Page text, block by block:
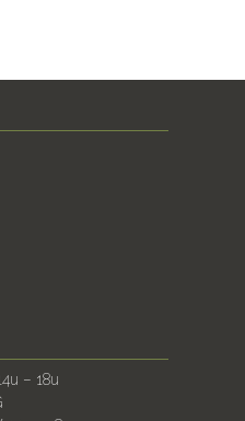
– 18u